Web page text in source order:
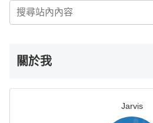
關於我
Jarvis